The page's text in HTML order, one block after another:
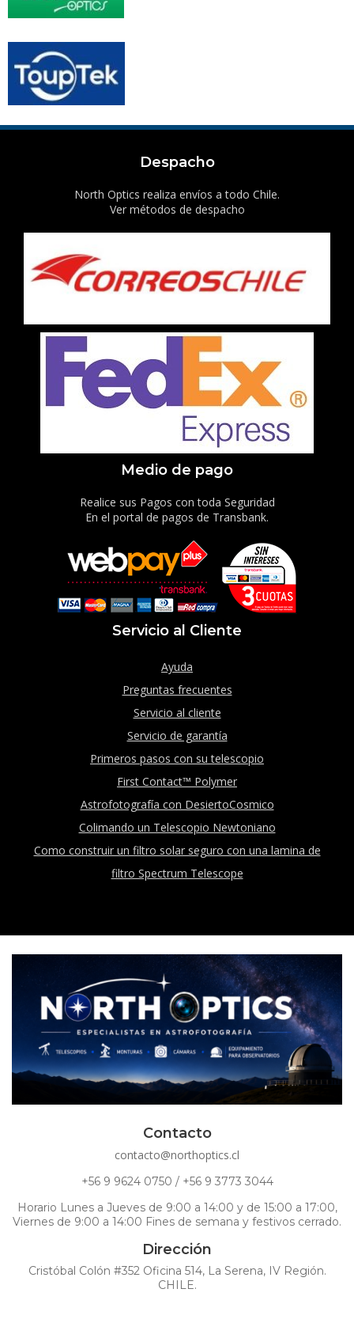
Despacho
North Optics realiza envíos a todo Chile.
Ver métodos de despacho
Medio de pago
Realice sus Pagos con toda Seguridad
En el portal de pagos de Transbank.
Servicio al Cliente
Ayuda
Preguntas frecuentes
Servicio al cliente
Servicio de garantía
Primeros pasos con su telescopio
First Contact™ Polymer
Astrofotografía con DesiertoCosmico
Colimando un Telescopio Newtoniano
Como construir un filtro solar seguro con una lamina de
filtro Spectrum Telescope
Contacto
contacto@northoptics.cl
+56 9 9624 0750 / +56 9 3773 3044
Horario Lunes a Jueves de 9:00 a 14:00 y de 15:00 a 17:00,
Viernes de 9:00 a 14:00 Fines de semana y festivos cerrado.
Dirección
Cristóbal Colón #352 Oficina 514, La Serena, IV Región.
CHILE.